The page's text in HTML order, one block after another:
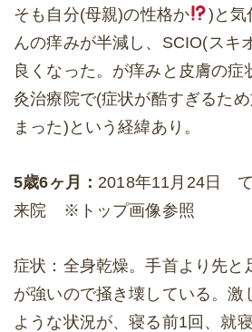
そも自分(母親)の性格か
)と気
んの痒みが半減し、SCIO(スキ
良くなった。が痒みと皮膚の症
灸治療院で(症状が酷すぎるた
まった)という経緯あり。
5歳6ヶ月： 2018年11月24日
来院 ※トップ画像参照
症状：全身乾燥。手首より先と
が強いので掻き壊している。激
ような状況が、寝る前1回、就